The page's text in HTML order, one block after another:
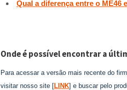
Qual a diferença entre o ME46
Onde é possível encontrar a
Para acessar a versão mais recente do
visitar nosso site [LINK] e buscar pelo